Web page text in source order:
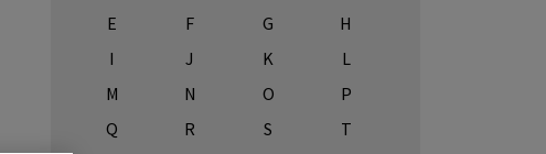
E
F G
H
I
J K
L
M
N O
P
Q
R S
T